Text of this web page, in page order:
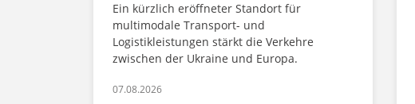
Ein kürzlich eröffneter Standort für
multimodale Transport- und
Logistikleistungen stärkt die Verkehre
zwischen der Ukraine und Europa.
07.08.2026